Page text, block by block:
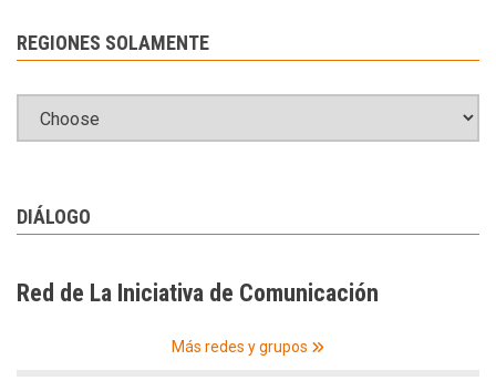
REGIONES SOLAMENTE
DIÁLOGO
Red de La Iniciativa de Comunicación
Más redes y grupos